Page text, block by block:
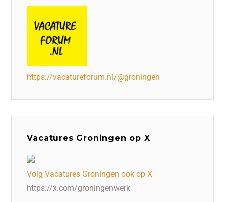
https://vacatureforum.nl/@groningen
Vacatures Groningen op X
Volg Vacatures Groningen ook op X
https://x.com/groningenwerk